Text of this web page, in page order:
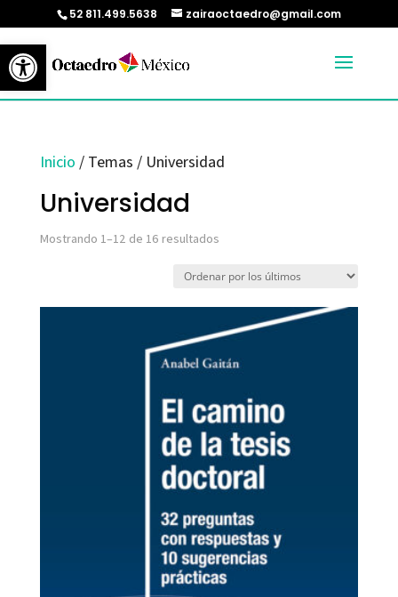
Abrir barra de herramientas
52 811.499.5638 zairaoctaedro@gmail.com
Inicio / Temas / Universidad
Universidad
Mostrando 1–12 de 16 resultadosOrdenado